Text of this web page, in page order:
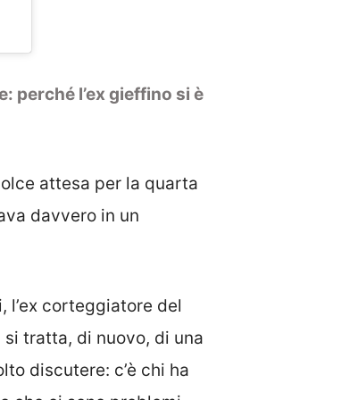
perché l’ex gieffino si è
attesa per la quarta
davvero in un
l’ex corteggiatore del
tratta, di nuovo, di una
discutere: c’è chi ha